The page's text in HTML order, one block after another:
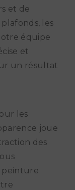
et de
les
équipe
et
un résultat
les
joue
des
peinture